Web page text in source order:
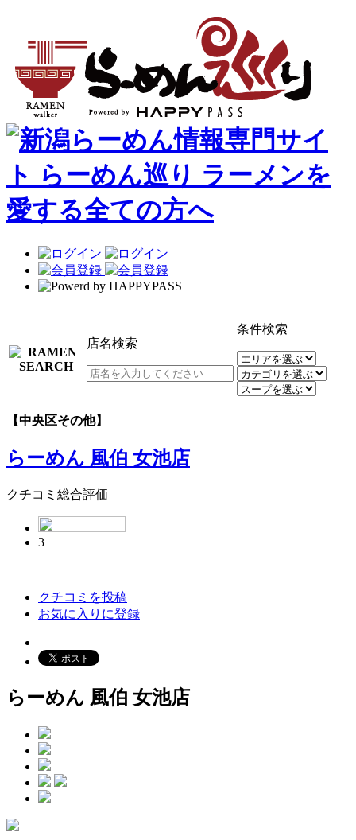
店名検索
条件検索
【中央区その他】
らーめん 風伯 女池店
クチコミ総合評価
3
クチコミを投稿
お気に入りに登録
らーめん 風伯 女池店